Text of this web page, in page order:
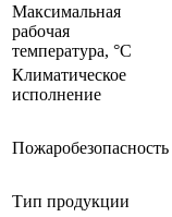
Максимальная
рабочая
температура, °С
Климатическое
исполнение
Пожаробезопасность
Тип продукции